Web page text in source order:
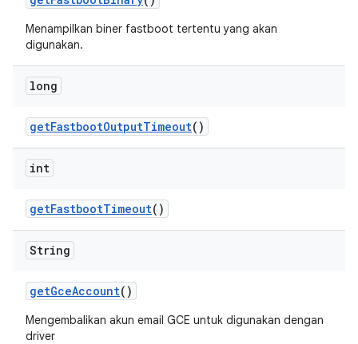
Menampilkan biner fastboot tertentu yang akan
digunakan.
long
getFastbootOutputTimeout()
int
getFastbootTimeout()
String
getGceAccount()
Mengembalikan akun email GCE untuk digunakan dengan
driver